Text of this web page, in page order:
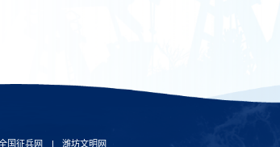
国征兵网 | 潍坊文明网